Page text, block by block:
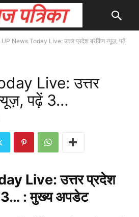
UP News Today Live: उत्तर प्रदेश ब्रेकिंग न्यूज़, पढ़ें
Live: उत्तर
पढ़ें 3…
Live: उत्तर प्रदेश
3… : मुख्यअपडेट